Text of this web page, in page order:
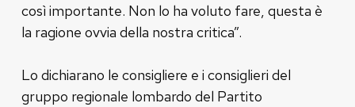
così importante. Non lo ha voluto fare, questa è
la ragione ovvia della nostra critica”.
Lo dichiarano le consigliere e i consiglieri del
gruppo regionale lombardo del Partito